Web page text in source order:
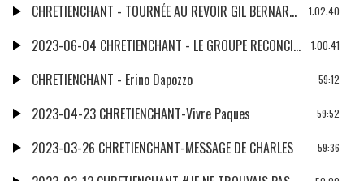
CHRETIENCHANT - TOURNÉE AU REVOIR GIL BERNARD 2018 1:02:40
2023-06-04 CHRETIENCHANT - LE GROUPE RECONCILIATION 1:00:41
CHRETIENCHANT - Erino Dapozzo 59:12
2023-04-23 CHRETIENCHANT-Vivre Paques 59:52
2023-03-26 CHRETIENCHANT-MESSAGE DE CHARLES 59:36